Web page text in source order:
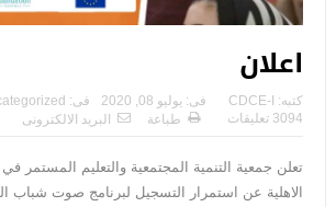
اعلان
كتبه: CDCE-I فى: يوليو 08, 2020 فى:
3094 تعليقات
طباعة البريد الالكترونى
تعلن جمعية التنمية المجتمعية والتعليم المستمر
الاهلية عن استمرار التسجيل لبرنامج صوت شباب